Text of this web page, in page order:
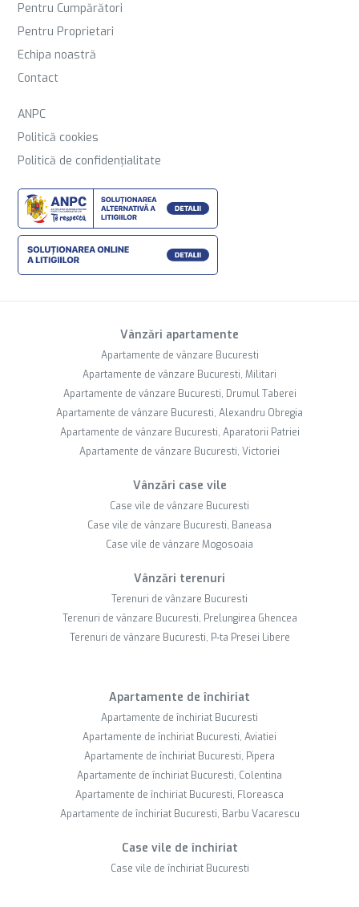
Pentru Cumpărători
Pentru Proprietari
Echipa noastră
Contact
ANPC
Politică cookies
Politică de confidențialitate
Vânzări apartamente
Apartamente de vânzare Bucuresti
Apartamente de vânzare Bucuresti, Militari
Apartamente de vânzare Bucuresti, Drumul Taberei
Apartamente de vânzare Bucuresti, Alexandru Obregia
Apartamente de vânzare Bucuresti, Aparatorii Patriei
Apartamente de vânzare Bucuresti, Victoriei
Vânzări case vile
Case vile de vânzare Bucuresti
Case vile de vânzare Bucuresti, Baneasa
Case vile de vânzare Mogosoaia
Vânzări terenuri
Terenuri de vânzare Bucuresti
Terenuri de vânzare Bucuresti, Prelungirea Ghencea
Terenuri de vânzare Bucuresti, P-ta Presei Libere
Apartamente de închiriat
Apartamente de închiriat Bucuresti
Apartamente de închiriat Bucuresti, Aviatiei
Apartamente de închiriat Bucuresti, Pipera
Apartamente de închiriat Bucuresti, Colentina
Apartamente de închiriat Bucuresti, Floreasca
Apartamente de închiriat Bucuresti, Barbu Vacarescu
Case vile de închiriat
Case vile de închiriat Bucuresti